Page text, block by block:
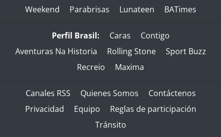
Weekend
Parabrisas Lunateen BATimes
Perfil Brasil: Caras
Contigo
Aventuras Na Historia
Rolling Stone
Sport Buzz
Recreio
Maxima
Canales RSS Quienes Somos
Contáctenos
Privacidad
Equipo
Reglas de participación
Tránsito